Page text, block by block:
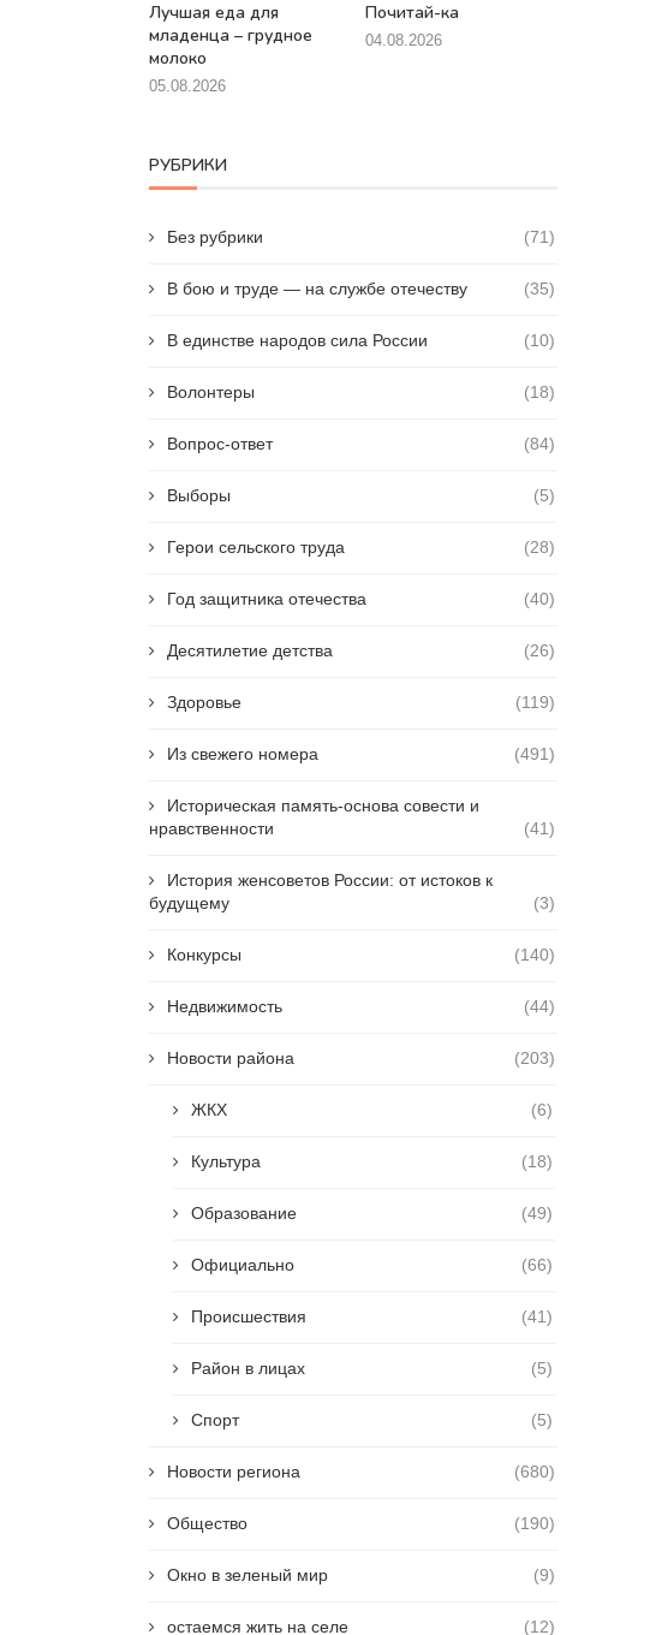
Лучшая еда для
младенца – грудное
молоко
05.08.2026
Почитай-ка
04.08.2026
РУБРИКИ
Без рубрики (71)
В бою и труде — на службе отечеству (35)
В единстве народов сила России (10)
Волонтеры (18)
Вопрос-ответ (84)
Выборы (5)
Герои сельского труда (28)
Год защитника отечества (40)
Десятилетие детства (26)
Здоровье (119)
Из свежего номера (491)
Историческая память-основа совести и
нравственности
(41)
История женсоветов России: от истоков к
будущему
(3)
Конкурсы (140)
Недвижимость (44)
Новости района (203)
ЖКХ (6)
Культура (18)
Образование (49)
Официально (66)
Происшествия (41)
Район в лицах (5)
Спорт (5)
Новости региона (680)
Общество (190)
Окно в зеленый мир (9)
остаемся жить на селе (12)